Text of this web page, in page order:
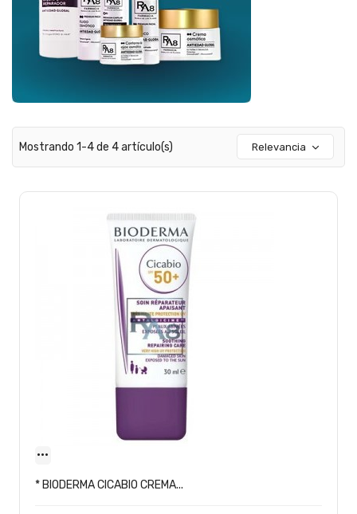
Mostrando 1-4 de 4 artículo(s) Relevancia
* BIODERMA CICABIO CREMA...